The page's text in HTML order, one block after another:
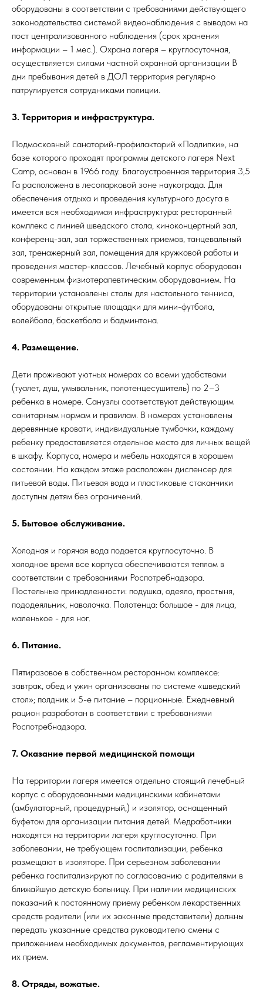
оборудованы в соответствии с требованиями действующего
законодательства системой видеонаблюдения с выводом на
пост централизованного наблюдения (срок хранения
информации – 1 мес.). Охрана лагеря – круглосуточная,
осуществляется силами частной охранной организации В
дни пребывания детей в ДОЛ территория регулярно
патрулируется сотрудниками полиции.
3. Территория и инфраструктура.
Подмосковный санаторий-профилакторий «Подлипки», на
базе которого проходят программы детского лагеря Next
Camp, основан в 1966 году. Благоустроенная территория 3,5
Га расположена в лесопарковой зоне наукограда. Для
обеспечения отдыха и проведения культурного досуга в
имеется вся необходимая инфраструктура: ресторанный
комплекс с линией шведского стола, киноконцертный зал,
конференц-зал, зал торжественных приемов, танцевальный
зал, тренажерный зал, помещения для кружковой работы и
проведения мастер-классов. Лечебный корпус оборудован
современным физиотерапевтическим оборудованием. На
территории установлены столы для настольного тенниса,
оборудованы открытые площадки для мини-футбола,
волейбола, баскетбола и бадминтона.
4. Размещение.
Дети проживают уютных номерах со всеми удобствами
(туалет, душ, умывальник, полотенцесушитель) по 2–3
ребенка в номере. Санузлы соответствуют действующим
санитарным нормам и правилам. В номерах установлены
деревянные кровати, индивидуальные тумбочки, каждому
ребенку предоставляется отдельное место для личных вещей
в шкафу. Корпуса, номера и мебель находятся в хорошем
состоянии. На каждом этаже расположен диспенсер для
питьевой воды. Питьевая вода и пластиковые стаканчики
доступны детям без ограничений.
5. Бытовое обслуживание.
Холодная и горячая вода подается круглосуточно. В
холодное время все корпуса обеспечиваются теплом в
соответствии с требованиями Роспотребнадзора.
Постельные принадлежности: подушка, одеяло, простыня,
пододеяльник, наволочка. Полотенца: большое - для лица,
маленькое - для ног.
6. Питание.
Пятиразовое в собственном ресторанном комплексе:
завтрак, обед и ужин организованы по системе «шведский
стол»; полдник и 5-е питание – порционные. Ежедневный
рацион разработан в соответствии с требованиями
Роспотребнадзора.
7. Оказание первой медицинской помощи
На территории лагеря имеется отдельно стоящий лечебный
корпус с оборудованными медицинскими кабинетами
(амбулаторный, процедурный,) и изолятор, оснащенный
буфетом для организации питания детей. Медработники
находятся на территории лагеря круглосуточно. При
заболевании, не требующем госпитализации, ребенка
размещают в изоляторе. При серьезном заболевании
ребенка госпитализируют по согласованию с родителями в
ближайшую детскую больницу. При наличии медицинских
показаний к постоянному приему ребенком лекарственных
средств родители (или их законные представители) должны
передать указанные средства руководителю смены с
приложением необходимых документов, регламентирующих
их прием.
8. Отряды, вожатые.